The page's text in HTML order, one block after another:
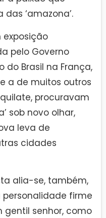
‘amazona’.
exposição
pelo Governo
do Brasil na França,
a de muitos outros
procuravam
sob novo olhar,
leva de
cidades
alia-se, também,
firme
senhor, como